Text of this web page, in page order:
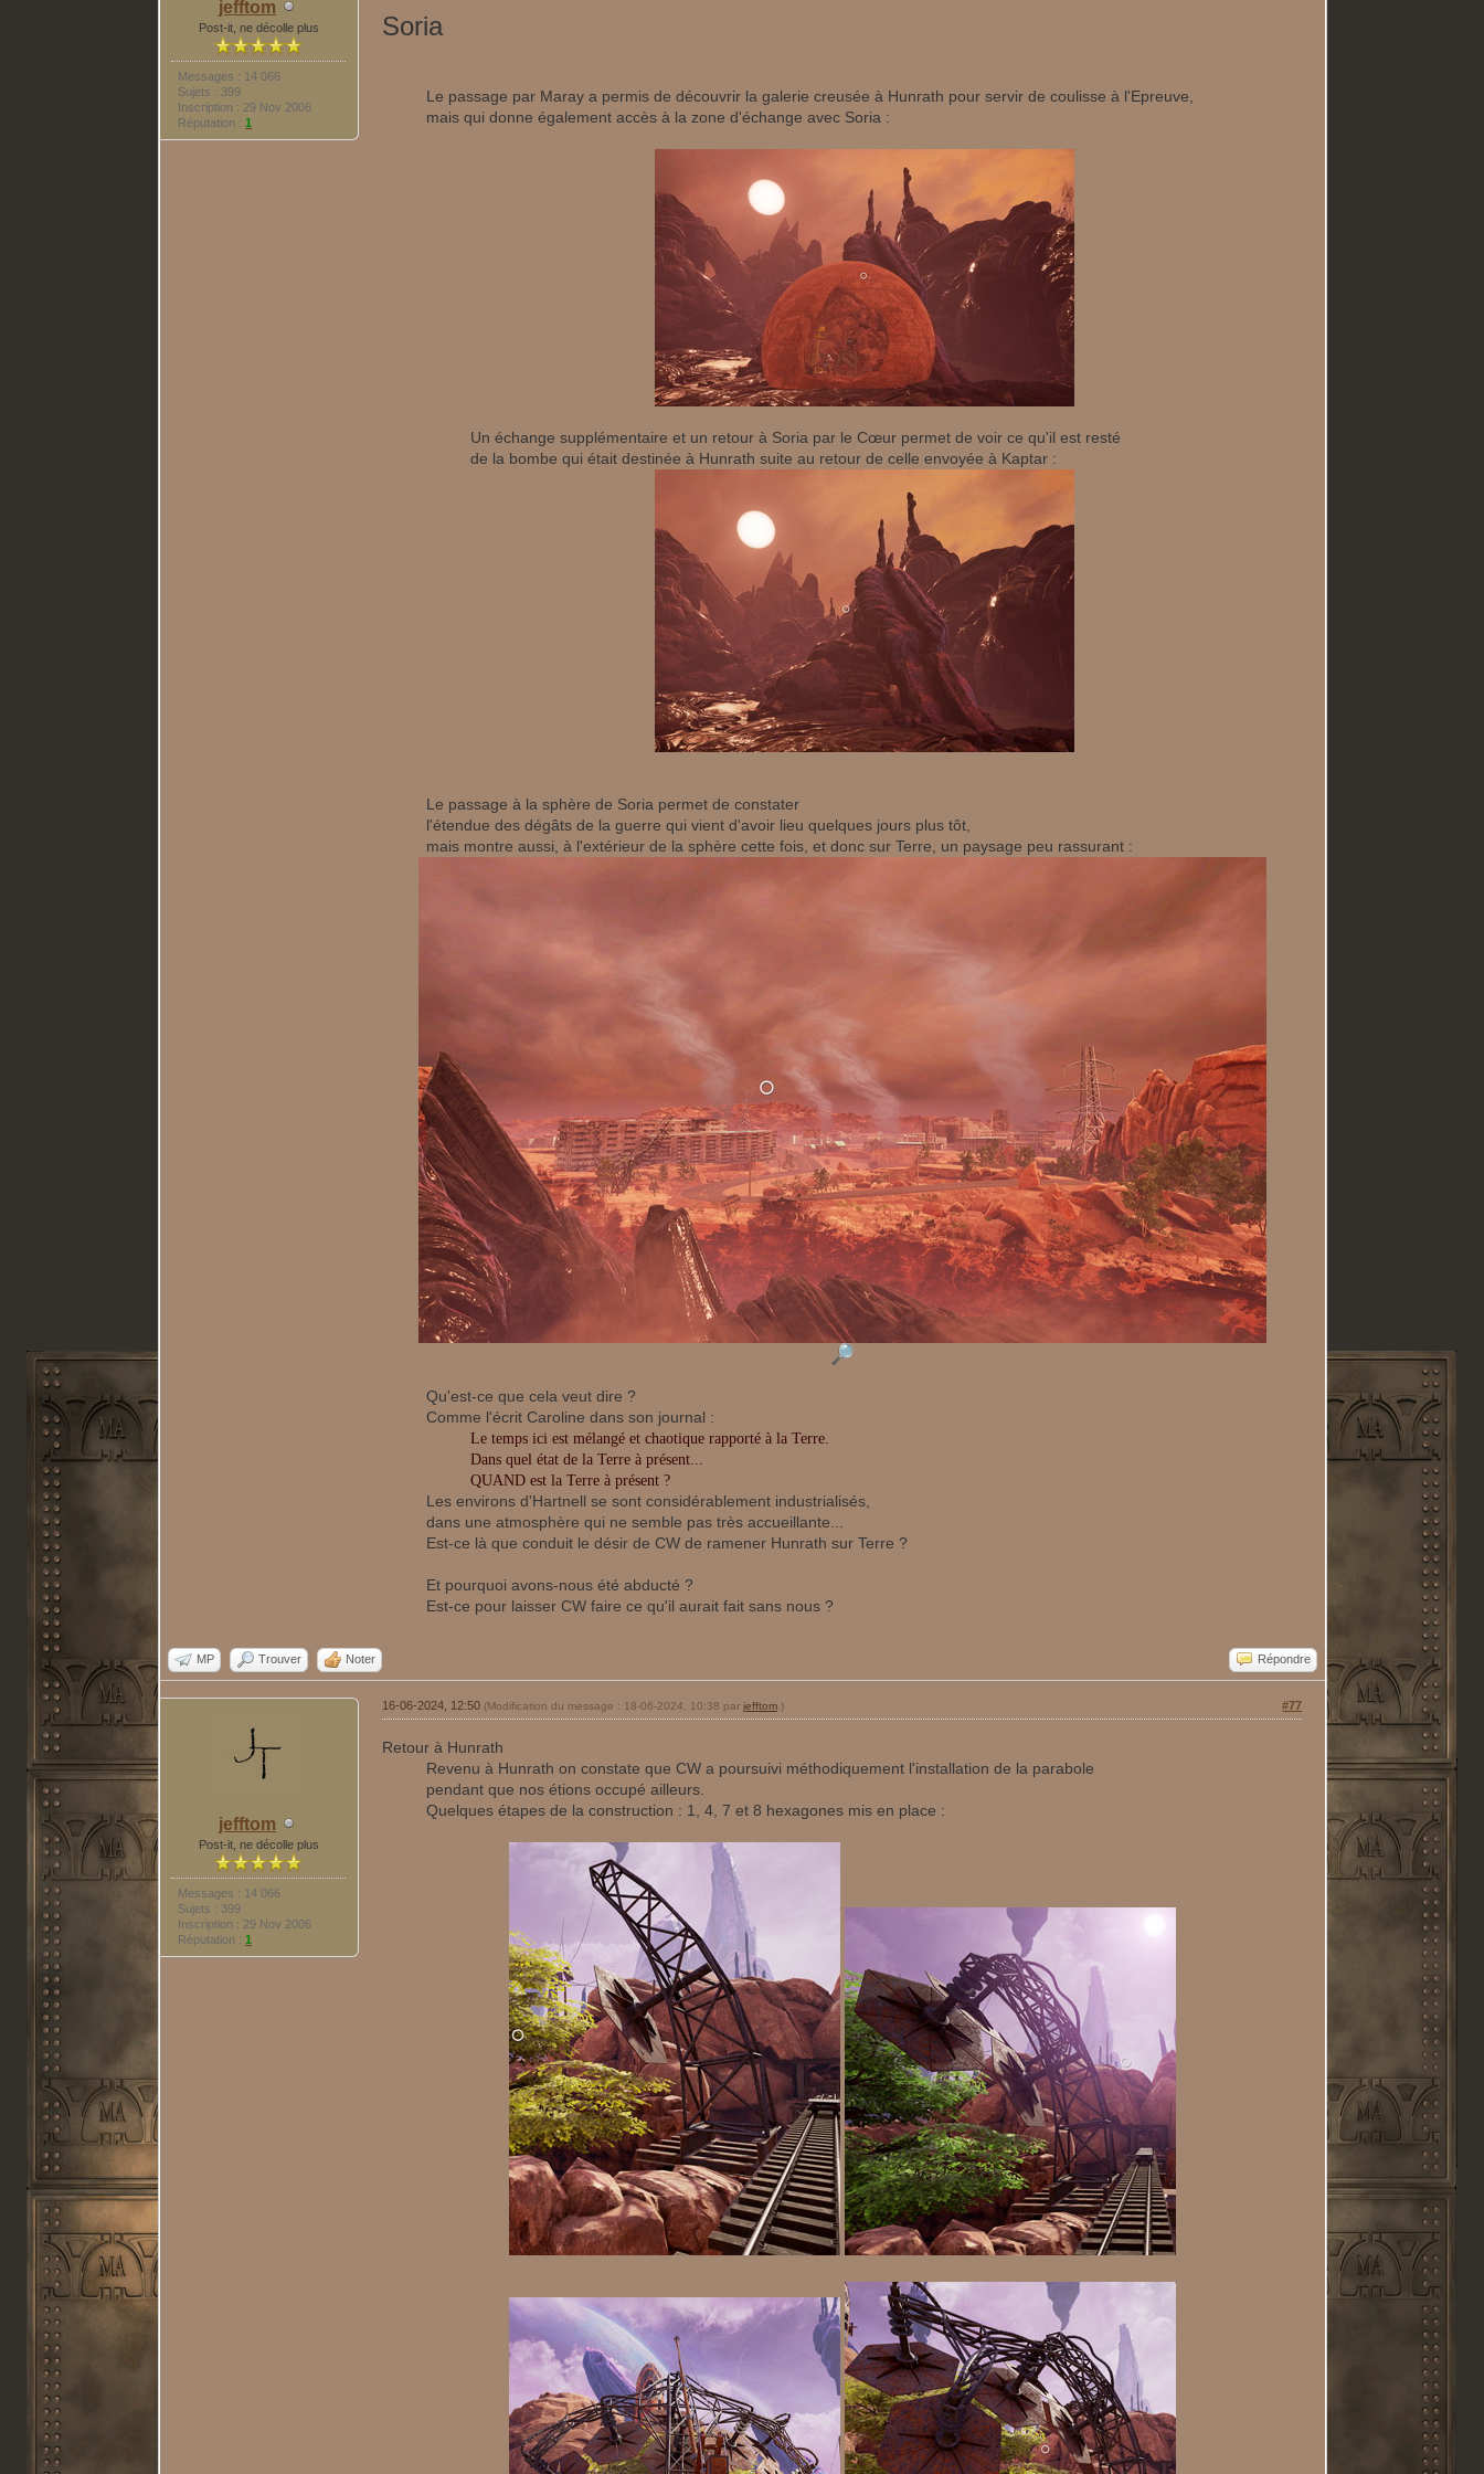
jefftom
Post-it, ne décolle plus
Messages : 14 066
Sujets : 399
Inscription : 29 Nov 2006
Réputation :1
Soria
Le passage par Maray a permis de découvrir la galerie creusée à Hunrath pour servir de coulisse à l'Epreuve,
mais qui donne également accès à la zone d'échange avec Soria :
Un échange supplémentaire et un retour à Soria par le Cœur permet de voir ce qu'il est resté
de la bombe qui était destinée à Hunrath suite au retour de celle envoyée à Kaptar :
Le passage à la sphère de Soria permet de constater
l'étendue des dégâts de la guerre qui vient d'avoir lieu quelques jours plus tôt,
mais montre aussi, à l'extérieur de la sphère cette fois, et donc sur Terre, un paysage peu rassurant :
Qu'est-ce que cela veut dire ?
Comme l'écrit Caroline dans son journal :
Le temps ici est mélangé et chaotique rapporté à la Terre.
Dans quel état de la Terre à présent...
QUAND est la Terre à présent ?
Les environs d'Hartnell se sont considérablement industrialisés,
dans une atmosphère qui ne semble pas très accueillante...
Est-ce là que conduit le désir de CW de ramener Hunrath sur Terre ?
Et pourquoi avons-nous été abducté ?
Est-ce pour laisser CW faire ce qu'il aurait fait sans nous ?
MP Trouver Noter Répondre
jefftom
Post-it, ne décolle plus
Messages : 14 066
Sujets : 399
Inscription : 29 Nov 2006
Réputation :1
#77
16-06-2024, 12:50 (Modification du message : 18-06-2024, 10:38 par jefftom.)
Retour à Hunrath
Revenu à Hunrath on constate que CW a poursuivi méthodiquement l'installation de la parabole
pendant que nos étions occupé ailleurs.
Quelques étapes de la construction : 1, 4, 7 et 8 hexagones mis en place :